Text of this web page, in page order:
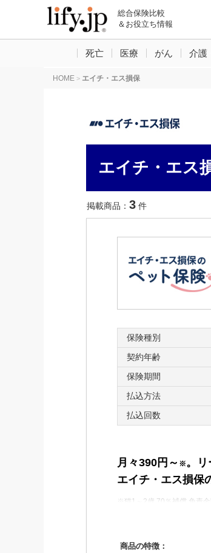
総合保険比較
＆お役立ち情報
死亡 医療 がん 介護
HOME > エイチ・エス損保
エイチ・エス
掲載商品： 3 件
保険種別
契約年齢
保険期間
払込方法
払込回数
月々390円～ ※。リ
エイチ・エス損保
※猫1～2歳 70％補償 免責
■「エイチ・エ
商品の特徴：